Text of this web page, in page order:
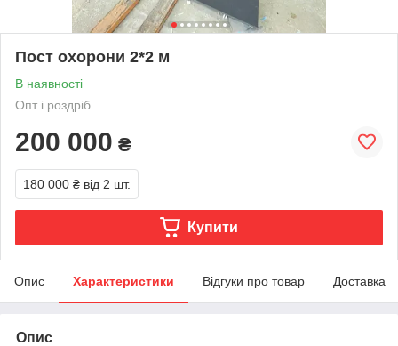
Пост охорони 2*2 м
В наявності
Опт і роздріб
200 000 ₴
180 000 ₴ від 2 шт.
Купити
Опис Характеристики Відгуки про товар Доставка
Опис